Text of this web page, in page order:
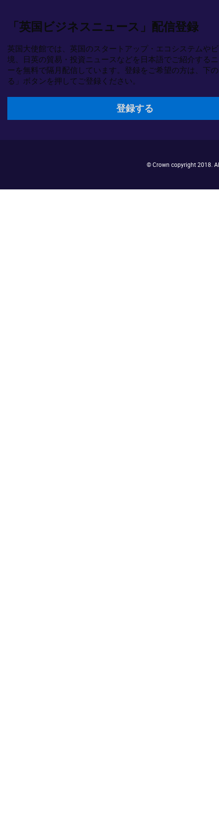
「英国ビジネスニュース」配信登録
英国大使館では、英国のスタートアップ・エコシステムや
境、日英の貿易・投資ニュースなどを日本語でご紹介する
ーを無料で隔月配信しています。登録をご希望の方は、下
る」ボタンを押してご登録ください。
登録する
© Crown copyright 2018.